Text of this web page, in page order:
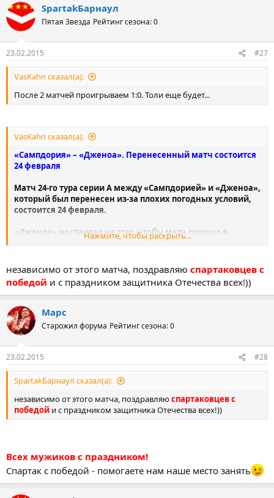
SpartakБарнаул
Пятая Звезда Рейтинг сезона: 0
23.02.2015 #27
VasKahn сказал(а):
После 2 матчей проигрываем 1:0. Толи еще будет...
VasKahn сказал(а):
«Сампдория» – «Дженоа». Перенесенный матч состоится
24 февраля
Матч 24-го тура серии А между «Сампдорией» и «Дженоа»,
который был перенесен из-за плохих погодных условий,
состоится 24 февраля.
«Дженоа» настаивал на том, чтобы матч прошел в
понедельник, а «Сампдория» предлагала в качестве
времени).
Ожидается, что в ближайшие часы обильный ливень в
Генуе не прекратится, поэтому встречу нельзя было бы
провести в воскресенье.
Нажмите, чтобы раскрыть...
независимо от этого матча, поздравляю спартаковцев с
победой и с праздником защитника Отечества всех!))
Марс
Старожил форума Рейтинг сезона: 0
23.02.2015 #28
SpartakБарнаул сказал(а):
независимо от этого матча, поздравляюспартаковцев с
победой и с праздником защитника Отечества всех!))
Всех мужиков с праздником!
Спартак с победой - помогаете нам наше место занять